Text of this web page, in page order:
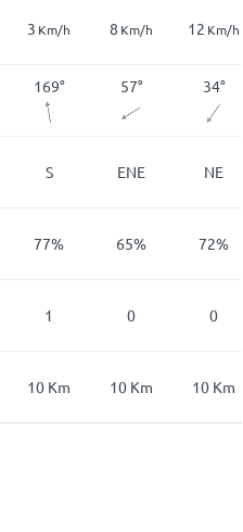
3 Km/h 8 Km/h 12 Km/h
169° 57° 34°
S ENE NE
77% 65% 72%
1 0 0
10 Km 10 Km 10 Km